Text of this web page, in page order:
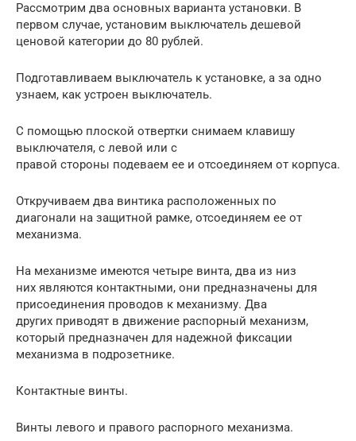
Рассмотрим два основных варианта установки. В
первом случае, установим выключатель дешевой
ценовой категории до 80 рублей.
Подготавливаем выключатель к установке, а за одно
узнаем, как устроен выключатель.
С помощью плоской отвертки снимаем клавишу
выключателя, с левой или с
правой стороны подеваем ее и отсоединяем от корпуса.
Откручиваем два винтика расположенных по
диагонали на защитной рамке, отсоединяем ее от
механизма.
На механизме имеются четыре винта, два из низ
них являются контактными, они предназначены для
присоединения проводов к механизму. Два
других приводят в движение распорный механизм,
который предназначен для надежной фиксации
механизма в подрозетнике.
Контактные винты.
Винты левого и правого распорного механизма.